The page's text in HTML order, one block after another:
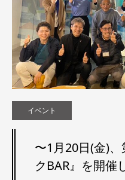
イベント
〜1月20日(金)
クBAR』を開催